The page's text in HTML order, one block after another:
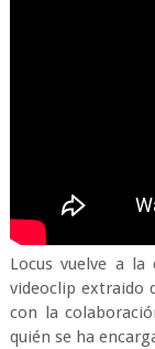
Locus vuelve a
videoclip extraido
con la
quién se ha